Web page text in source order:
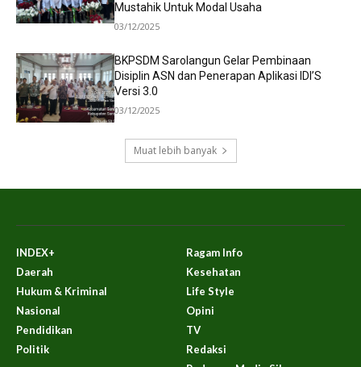
Mustahik Untuk Modal Usaha
03/12/2025
BKPSDM Sarolangun Gelar Pembinaan
Disiplin ASN dan Penerapan Aplikasi IDI’S
Versi 3.0
03/12/2025
Muat lebih banyak
INDEX+
Daerah
Hukum & Kriminal
Nasional
Pendidikan
Politik
Ragam Info
Kesehatan
Life Style
Opini
TV
Redaksi